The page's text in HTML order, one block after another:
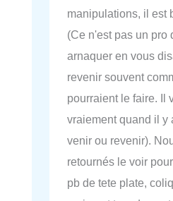
manipulations, il est
(Ce n'est pas un pro
arnaquer en vous
revenir souvent
pourraient le faire. Il
vraiement quand il y
venir ou revenir).
retournés le voir
pb de tete plate,